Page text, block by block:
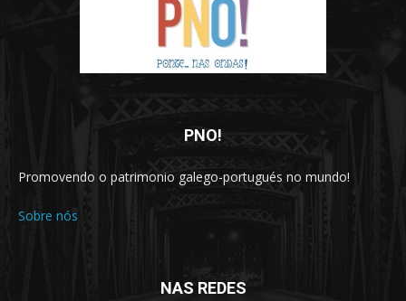
PNO!
Promovendo o patrimonio galego-portugués no mundo!
Sobre nós
NAS REDES